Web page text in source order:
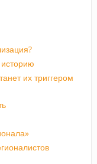
их триггером